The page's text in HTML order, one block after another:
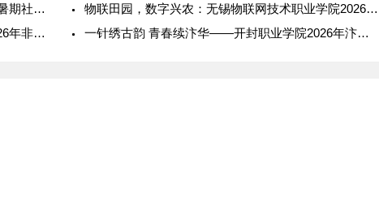
投身实践长才干，立足专业助发展——2026年暑期社会实践报告
物联田园，数字兴农：无锡物联网技术职业学院2026年暑期社会
锡镶流光，指尖传薪——日照职业技术学院2026年非遗研学实践
一针绣古韵 青春续汴华——开封职业学院2026年汴绣非遗传承